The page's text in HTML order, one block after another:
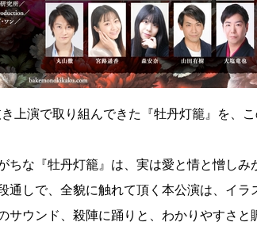
上演で取り組んできた『牡丹灯籠』を、
ちな『牡丹灯籠』は、実は愛と情と憎しみ
通しで、全貌に触れて頂く本公演は、イラ
サウンド、殺陣に踊りと、わかりやすさと